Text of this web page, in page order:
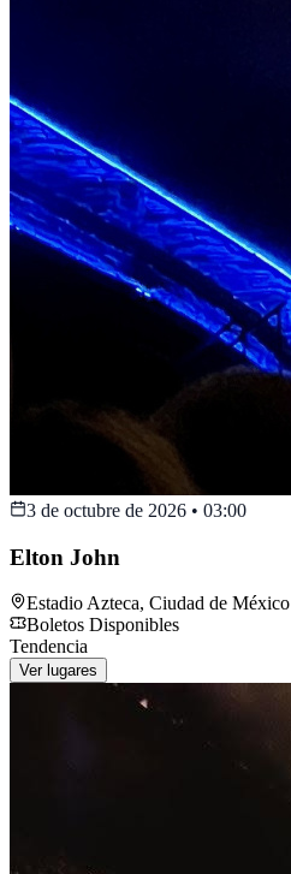
3 de octubre de 2026 • 03:00
Elton John
Estadio Azteca, Ciudad de México
Boletos Disponibles
Tendencia
Ver lugares